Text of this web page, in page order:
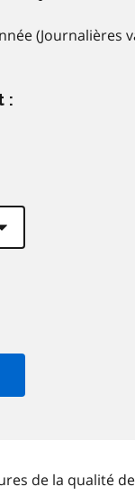
(Journalières
:
de la qualité